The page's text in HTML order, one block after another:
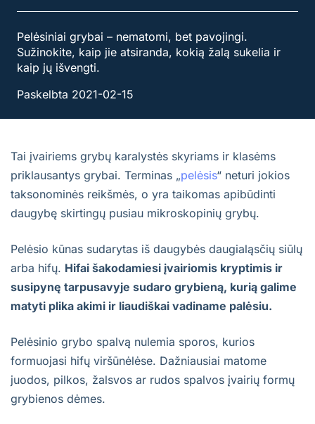
Pelėsiniai grybai – nematomi, bet pavojingi.
Sužinokite, kaip jie atsiranda, kokią žalą sukelia ir
kaip jų išvengti.
Paskelbta 2021-02-15
Tai įvairiems grybų karalystės skyriams ir klasėms
priklausantys grybai. Terminas „pelėsis“ neturi jokios
taksonominės reikšmės, o yra taikomas apibūdinti
daugybę skirtingų pusiau mikroskopinių grybų.
Pelėsio kūnas sudarytas iš daugybės daugialąsčių siūlų
arba hifų. Hifai šakodamiesi įvairiomis kryptimis ir
susipynę tarpusavyje sudaro grybieną, kurią galime
matyti plika akimi ir liaudiškai vadiname palėsiu.
Pelėsinio grybo spalvą nulemia sporos, kurios
formuojasi hifų viršūnėlėse. Dažniausiai matome
juodos, pilkos, žalsvos ar rudos spalvos įvairių formų
grybienos dėmes.